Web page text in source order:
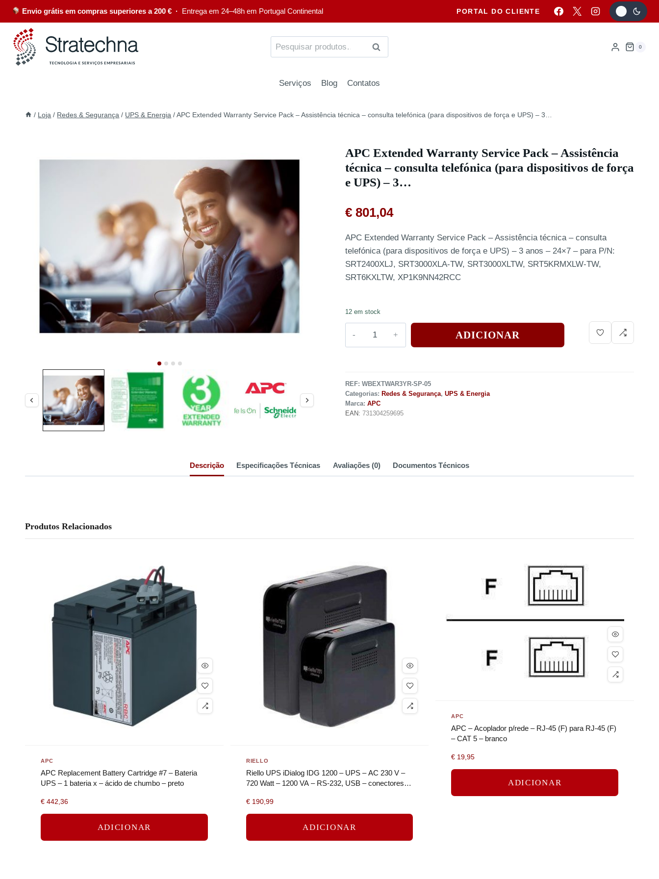
Envio grátis em compras superiores a 200 € · Entrega em 24–48h em Portugal Continental PORTAL DO CLIENTE
PESQUISA 0
Serviços Blog Contatos
/ Loja / Redes & Segurança / UPS & Energia / APC Extended Warranty Service Pack – Assistência técnica – consulta telefónica (para dispositivos de força e UPS) – 3…
APC Extended Warranty Service Pack – Assistência
técnica – consulta telefónica (para dispositivos de força
e UPS) – 3…
€ 801,04
APC Extended Warranty Service Pack – Assistência técnica – consulta
telefónica (para dispositivos de força e UPS) – 3 anos – 24×7 – para P/N:
SRT2400XLJ, SRT3000XLA-TW, SRT3000XLTW, SRT5KRMXLW-TW,
SRT6KXLTW, XP1K9NN42RCC
12 em stock
ADICIONAR
REF: WBEXTWAR3YR-SP-05
Categorias: Redes & Segurança, UPS & Energia
Marca: APC
EAN: 731304259695
Descrição Especificações Técnicas Avaliações (0) Documentos Técnicos
Produtos Relacionados
APC
APC Replacement Battery Cartridge #7 – Bateria
UPS – 1 bateria x – ácido de chumbo – preto
€ 442,36
ADICIONAR
RIELLO
Riello UPS iDialog IDG 1200 – UPS – AC 230 V –
720 Watt – 1200 VA – RS-232, USB – conectores
€190,99
ADICIONAR
APC
APC – Acoplador p/rede – RJ-45 (F) para RJ-45 (F)
– CAT 5 – branco
€ 19,95
ADICIONAR